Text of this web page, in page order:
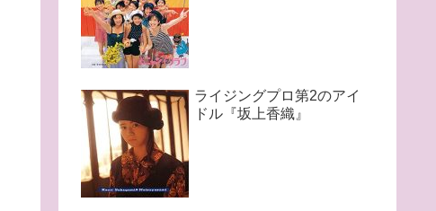
ライジングプロ第2のアイ
ドル『坂上香織』